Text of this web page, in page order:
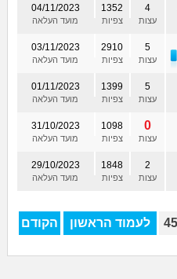
04/11/2023
מועד העלאה
1352
צפיות
4
עצות
03/11/2023
מועד העלאה
2910
צפיות
5
עצות
01/11/2023
מועד העלאה
1399
צפיות
5
עצות
31/10/2023
מועד העלאה
1098
צפיות
0
עצות
29/10/2023
מועד העלאה
1848
צפיות
2
עצות
הקודם לעמוד הראשון 45